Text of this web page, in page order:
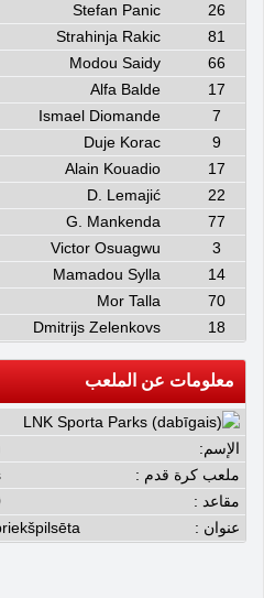
26
Stefan Panic
81
Strahinja Rakic
66
Modou Saidy
17
Alfa Balde
7
Ismael Diomande
9
Duje Korac
17
Alain Kouadio
22
D. Lemajić
77
G. Mankenda
3
Victor Osuagwu
14
Mamadou Sylla
70
Mor Talla
18
Dmitrijs Zelenkovs
معلومات عن الملعب
الإسم:
ملعب كرة قدم :
مقاعد :
عنوان :